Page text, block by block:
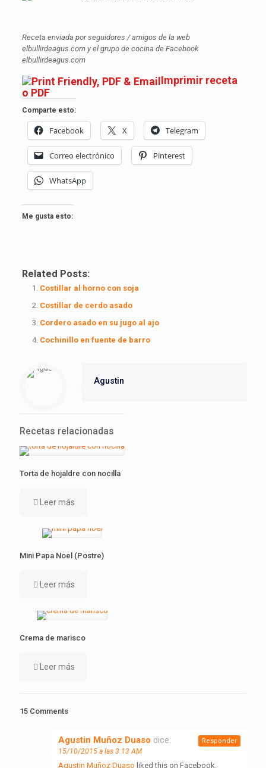
Receta enviada por seguidores / amigos de la web
elbullirdeagus.com y el grupo de cocina de Facebook
elbullirdeagus.com
Imprimir receta
o PDF
Comparte esto:
Facebook X Telegram
Correo electrónico Pinterest
WhatsApp
Me gusta esto:
Related Posts:
Costillar al horno con soja
Costillar de cerdo asado
Cordero asado en su jugo al ajo
Cochinillo en fuente de barro
Agustin
Recetas relacionadas
Torta de hojaldre con nocilla
Leer más
Mini Papa Noel (Postre)
Leer más
Crema de marisco
Leer más
15 Comments
Agustin Muñoz Duaso dice:
15/10/2015 a las 3:13 AM
Agustin Muñoz Duaso liked this on Facebook.
Responder